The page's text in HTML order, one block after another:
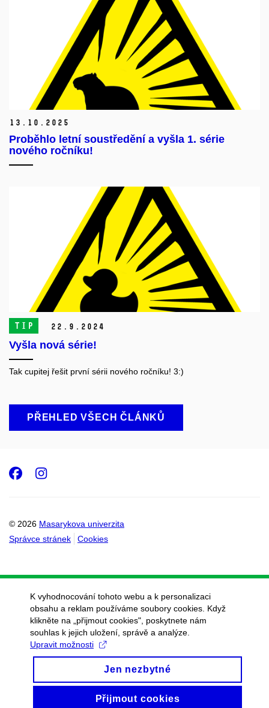
13. 10. 2025
Proběhlo letní soustředění a vyšla 1. série
nového ročníku!
TIP 22. 9. 2024
Vyšla nová série!
Tak cupitej řešit první sérii nového ročníku! 3:)
PŘEHLED VŠECH ČLÁNKŮ
© 2026 Masarykova univerzita
Správce stránek
Cookies
Facebook
Instagram
K vyhodnocování tohoto webu a k personalizaci
obsahu a reklam používáme soubory cookies. Když
klikněte na „přijmout cookies", poskytnete nám
souhlas k jejich uložení, správě a analýze.
Upravit možnosti
Jen nezbytné
Přijmout cookies